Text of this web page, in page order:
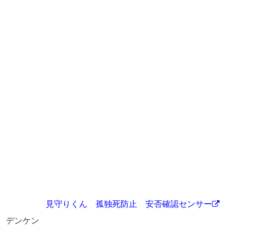
見守りくん 孤独死防止 安否確認センサー
デンケン